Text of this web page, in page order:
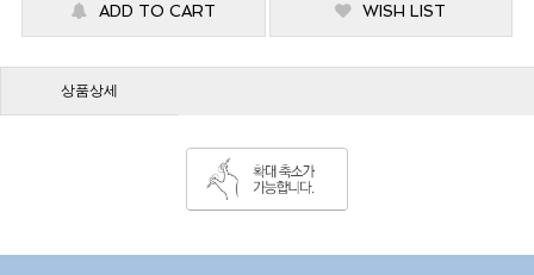
ADD TO CART WISH LIST
상품상세